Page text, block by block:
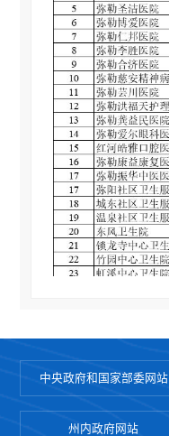
中央政府和国家部委网站
州内政府网站